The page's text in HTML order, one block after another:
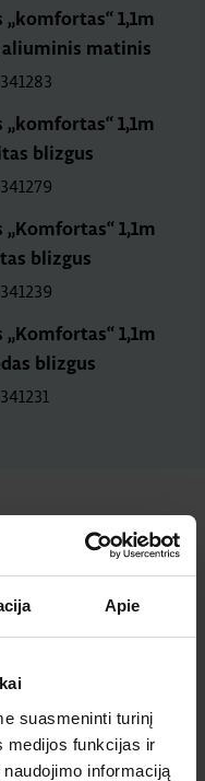
Apie
suasmeninti turinį
medijos funkcijas ir
informaciją
„komfortas“ 1,1m
aliuminis matinis
„komfortas“ 1,1m
blizgus
1,1m
blizgus
1,1m
blizgus
pagal temą
gaminiai